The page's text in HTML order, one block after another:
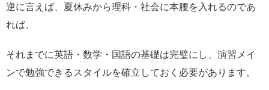
逆に言えば、夏休みから理科・社会に本腰を入れるのであ
れば、
それまでに英語・数学・国語の基礎は完璧にし、演習メイ
ンで勉強できるスタイルを確立しておく必要があります。